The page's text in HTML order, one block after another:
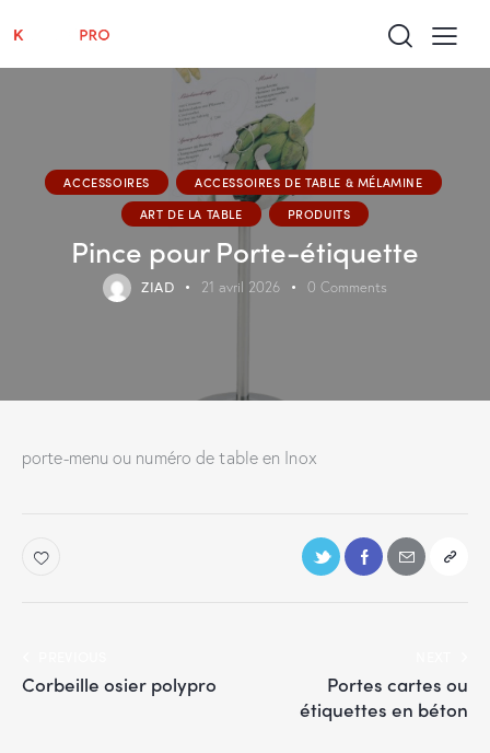
ACCESSOIRES
ACCESSOIRES DE TABLE & MÉLAMINE
ART DE LA TABLE
PRODUITS
Pince pour Porte-étiquette
ZIAD 21 avril 2026 0 Comments
porte-menu ou numéro de table en Inox
Corbeille osier polypro
Portes cartes ou
étiquettes en béton